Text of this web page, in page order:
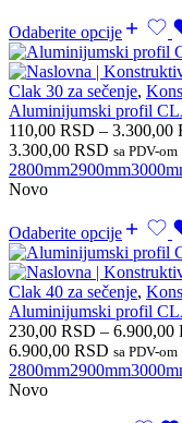
Odaberite opcije
Clak 30 za sečenje,
Aluminijumski profil
110,00 RSD – 3.300,00
3.300,00 RSD sa PDV-om
2800mm2900mm
Novo
Odaberite opcije
Clak 40 za sečenje,
Aluminijumski profil
230,00 RSD – 6.900,00
6.900,00 RSD sa PDV-om
2800mm2900mm
Novo